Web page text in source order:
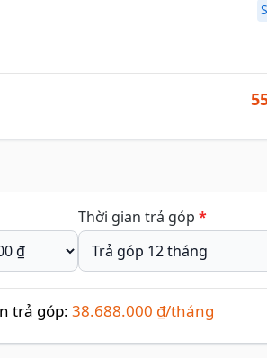
Thời gian trả góp *
trả góp: 38.688.000 ₫/tháng